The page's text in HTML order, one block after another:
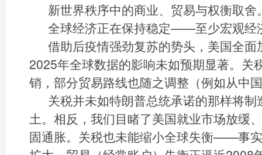
新世界秩序中的商业、贸易与权衡取舍
全球经济正在保持稳定——至少宏观经
借助后疫情强劲复苏的势头，美国全
2025年全球数据的影响未如预期显著。关
销，部分贸易路线也随之调整（例如从中
关税并未如特朗普总统承诺的那样将
土。相反，我们目睹了美国就业市场放缓
固通胀。关税也未能缩小全球失衡——事